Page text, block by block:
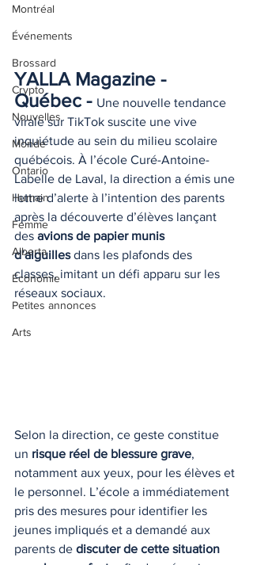
Montréal
Événements
Brossard
Crypto
Nouvelles
Monde
Ontario
Humain
Femme
Alberta
Économie
Petites annonces
Arts
YALLA Magazine -
Québec - Une nouvelle tendance
virale sur TikTok suscite une vive
inquiétude au sein du milieu scolaire
québécois. À l’école Curé-Antoine-
Labelle de Laval, la direction a émis une
lettre d’alerte à l’intention des parents
après la découverte d’élèves lançant
des avions de papier munis
d’aiguilles dans les plafonds des
classes, imitant un défi apparu sur les
réseaux sociaux.
Selon la direction, ce geste constitue
un risque réel de blessure grave,
notamment aux yeux, pour les élèves et
le personnel. L’école a immédiatement
pris des mesures pour identifier les
jeunes impliqués et a demandé aux
parents de discuter de cette situation